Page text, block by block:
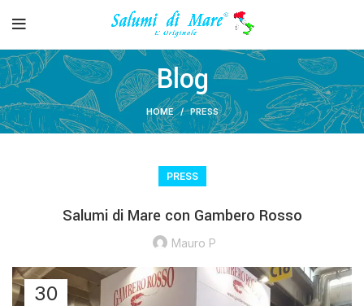
Blog
HOME PRESS
PRESS
Salumi di Mare con Gambero Rosso
Mauro P
30